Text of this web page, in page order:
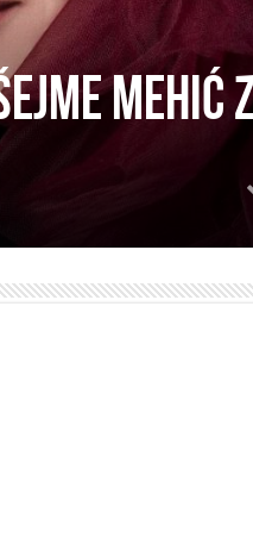
Mehić